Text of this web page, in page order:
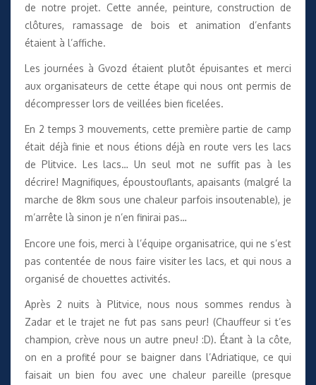
de notre projet. Cette année, peinture, construction de
clôtures, ramassage de bois et animation d’enfants
étaient à l’affiche.
Les journées à Gvozd étaient plutôt épuisantes et merci
aux organisateurs de cette étape qui nous ont permis de
décompresser lors de veillées bien ficelées.
En 2 temps 3 mouvements, cette première partie de camp
était déjà finie et nous étions déjà en route vers les lacs
de Plitvice. Les lacs… Un seul mot ne suffit pas à les
décrire! Magnifiques, époustouflants, apaisants (malgré la
marche de 8km sous une chaleur parfois insoutenable), je
m’arrête là sinon je n’en finirai pas…
Encore une fois, merci à l’équipe organisatrice, qui ne s’est
pas contentée de nous faire visiter les lacs, et qui nous a
organisé de chouettes activités.
Après 2 nuits à Plitvice, nous nous sommes rendus à
Zadar et le trajet ne fut pas sans peur! (Chauffeur si t’es
champion, crève nous un autre pneu! :D). Étant à la côte,
on en a profité pour se baigner dans l’Adriatique, ce qui
faisait un bien fou avec une chaleur pareille (presque